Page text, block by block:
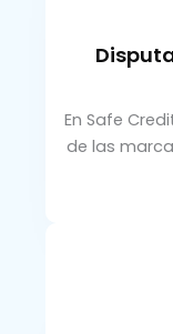
En Safe
de las